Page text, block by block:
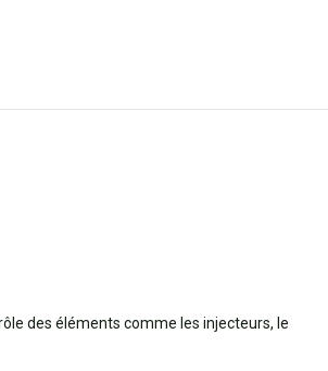
des éléments comme les injecteurs, le